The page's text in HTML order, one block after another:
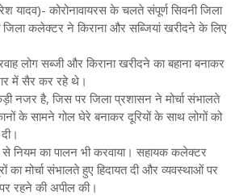
यादव)- कोरोनावायरस के चलते संपूर्ण सिवनी जिला
कलेक्टर ने किराना और सब्जियां खरीदने के लिए
लोग सब्जी और किराना खरीदने का बहाना बनाकर
में सैर कर रहे थे।
नजर है, जिस पर जिला प्रशासन ने मोर्चा संभालते
के सामने गोल घेरे बनाकर दूरियों के साथ लोगों को
नियम का पालन भी करवाया। सहायक कलेक्टर
का मोर्चा संभालते हुए हिदायत दी और व्यवस्थाओं पर
रहने की अपील की।